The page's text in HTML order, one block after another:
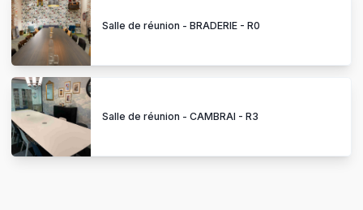
Salle de réunion - BRADERIE - R0
Salle de réunion - CAMBRAI - R3